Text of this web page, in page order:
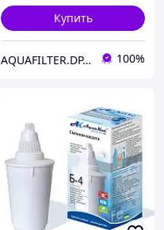
Купить
AQUAFILTER.DP.UA — Фильтры для воды 100%